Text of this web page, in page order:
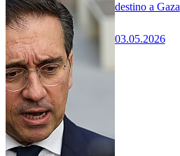
destino a Gaza
03.05.2026